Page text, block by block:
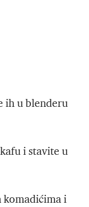
ih u blenderu
i stavite u
komadićima i